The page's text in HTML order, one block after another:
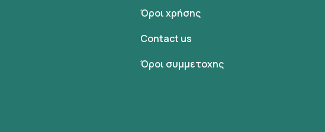
Όροι χρήσης
Contact us
Όροι συμμετοχης